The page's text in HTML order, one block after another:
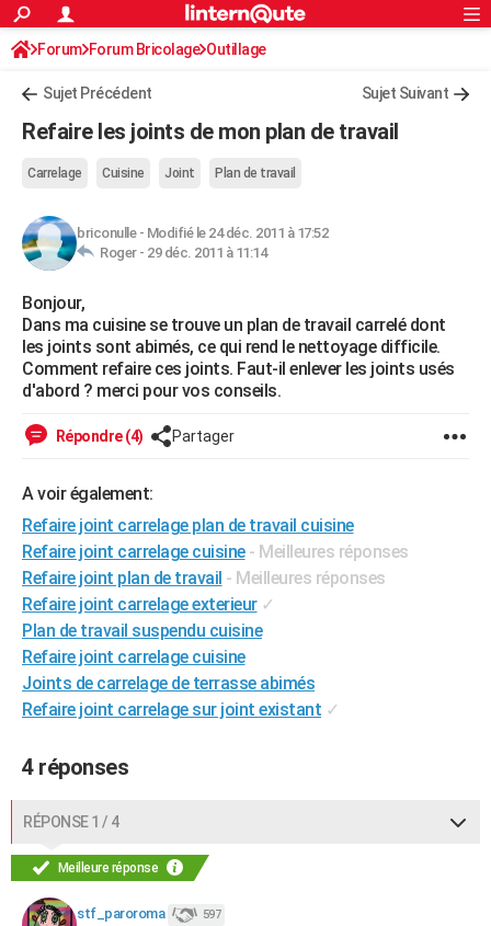
ACTUALITÉS
Politique
Société
Faits Divers
Education
Monde
Villes
+
Essais
Réserver un essai
Citadines
Berlines
SUV
Forum auto
+HIGH-TECH
BRICOLAGE
Forum
Aménagement intérieur
Extérieur
Cuisine
Salle de bains
Jardinage
Rangement
WEEK-END
Guides de France
Escapades
Patrimoine
Expositions
Musées
Week-end nature
+LIFESTYLE
Art de vivre
Bien-être
Loisirs
Mode
Modes de vie
SANTE
PHOTO
GUIDES D'ACHAT
BONS PLANS
CARTE DE VOEUX
Carte de Noël
Carte Bonne année
Carte Saint-Valentin
Carte Pâques
Carte d'anniversaire
DICTIONNAIRE
COPAINS D'AVANT
S'inscrire
Se connecter
Lycées
Collèges
Primaires
Universités
Entreprises
Service militaire
Avis de recherche
AVIS DE DÉCÈS
FORUM
Bricolage
Lifestyle
Culture
Sport
Auto
Television
Voyage
Cinema
S'inscrire
Connexion
Forum Forum Bricolage Outillage
Sujet Précédent Sujet Suivant
Refaire les joints de mon plan de travail
Carrelage Cuisine Joint Plan de travail
briconulle- Modifié le 24 déc. 2011 à 17:52
Roger - 29 déc. 2011 à 11:14
Bonjour,
Dans ma cuisine se trouve un plan de travail carrelé dont
les joints sont abimés, ce qui rend le nettoyage difficile.
Comment refaire ces joints. Faut-il enlever les joints usés
d'abord ? merci pour vos conseils.
Répondre (4) Partager
A voir également:
Refaire joint carrelage plan de travail cuisine
Refaire joint carrelage cuisine - Meilleures réponses
Refaire joint plan de travail - Meilleures réponses
Refaire joint carrelage exterieur ✓
Plan de travail suspendu cuisine
Refaire joint carrelage cuisine
Joints de carrelage de terrasse abimés
Refaire joint carrelage sur joint existant ✓
4 réponses
RÉPONSE 1 / 4
Meilleure réponse
stf_paroroma 597